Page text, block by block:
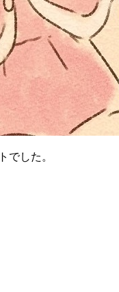
でした。